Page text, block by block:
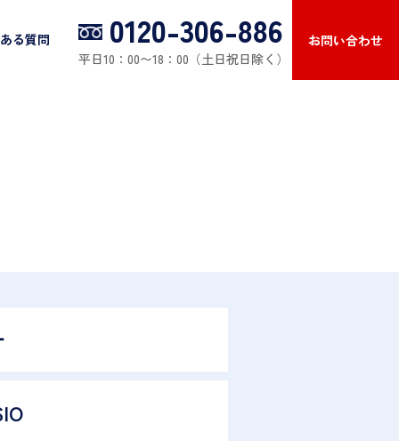
る質問 0120-306-886
平日10：00〜18：00（土日祝日除く）
お問い合わせ